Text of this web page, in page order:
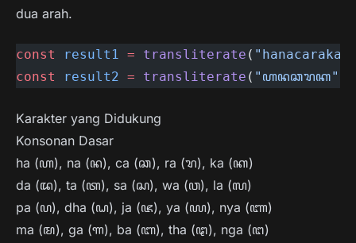
dua arah.
const result1 = transliterate ( "hanacaraka"
const
result2 = transliterate ( "ꦲꦤꦕꦫꦏ"
Karakter yang Didukung
Konsonan Dasar
ha (ꦲ), na (ꦤ), ca (ꦕ), ra (ꦫ), ka (ꦏ)
da (ꦢ), ta (ꦠ), sa (ꦱ), wa (ꦮ), la (ꦭ)
pa (ꦥ), dha (ꦝ), ja (ꦗ), ya (ꦪ), nya (ꦚ)
ma (ꦩ), ga (ꦒ), ba (ꦧ), tha (ꦛ), nga (ꦔ)